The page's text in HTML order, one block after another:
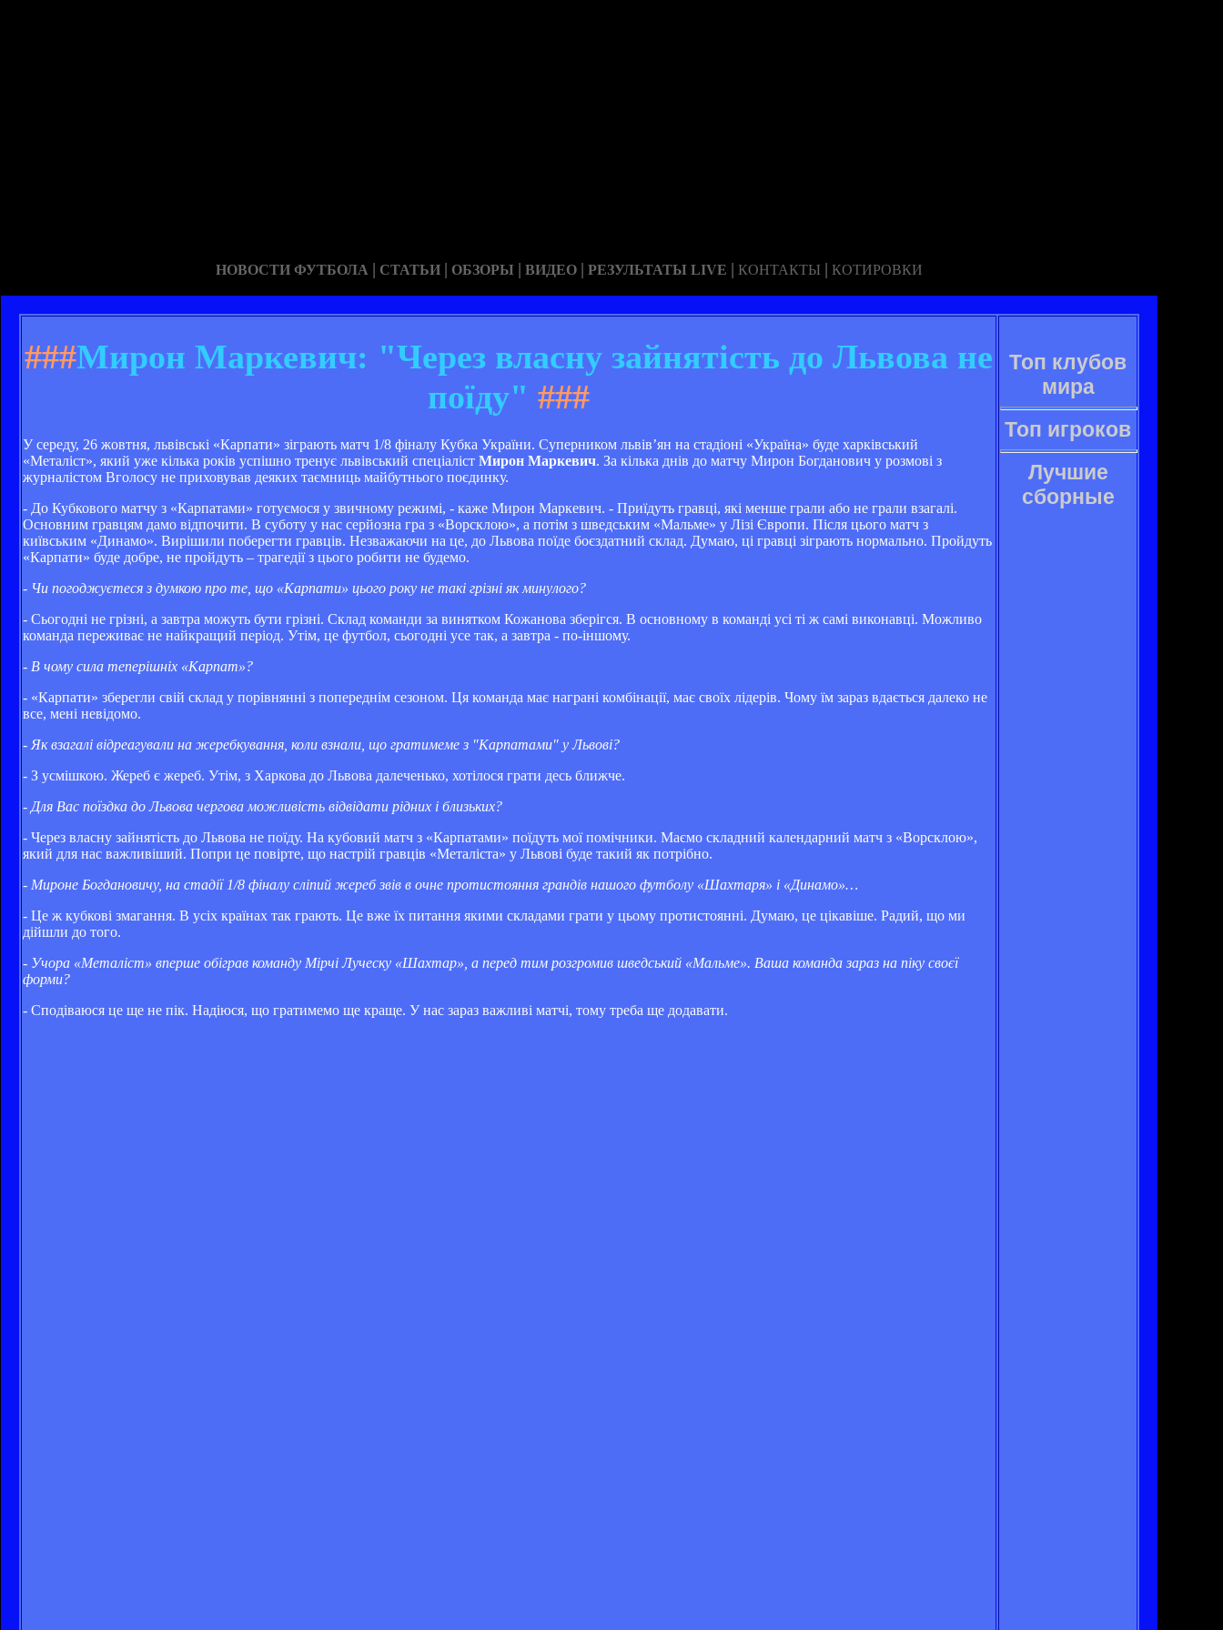
НОВОСТИ ФУТБОЛА | СТАТЬИ | ОБЗОРЫ | ВИДЕО | РЕЗУЛЬТАТЫ LIVE | КОНТАКТЫ | КОТИРОВКИ
###Мирон Маркевич: "Через власну зайнятість до Львова не
поїду" ###
У середу, 26 жовтня, львівські «Карпати» зіграють матч 1/8 фіналу Кубка України. Суперником львів’ян на стадіоні «Україна» буде харківський
«Металіст», який уже кілька років успішно тренує львівський спеціаліст Мирон Маркевич. За кілька днів до матчу Мирон Богданович у розмові з
журналістом Вголосу не приховував деяких таємниць майбутнього поєдинку.
- До Кубкового матчу з «Карпатами» готуємося у звичному режимі, - каже Мирон Маркевич. - Приїдуть гравці, які менше грали або не грали взагалі.
Основним гравцям дамо відпочити. В суботу у нас серйозна гра з «Ворсклою», а потім з шведським «Мальме» у Лізі Європи. Після цього матч з
київським «Динамо». Вирішили поберегти гравців. Незважаючи на це, до Львова поїде боєздатний склад. Думаю, ці гравці зіграють нормально. Пройдуть
«Карпати» буде добре, не пройдуть – трагедії з цього робити не будемо.
- Чи погоджуєтеся з думкою про те, що «Карпати» цього року не такі грізні як минулого?
- Сьогодні не грізні, а завтра можуть бути грізні. Склад команди за винятком Кожанова зберігся. В основному в команді усі ті ж самі виконавці. Можливо
команда переживає не найкращий період. Утім, це футбол, сьогодні усе так, а завтра - по-іншому.
- В чому сила теперішніх «Карпат»?
- «Карпати» зберегли свій склад у порівнянні з попереднім сезоном. Ця команда має награні комбінації, має своїх лідерів. Чому їм зараз вдається далеко не
все, мені невідомо.
- Як взагалі відреагували на жеребкування, коли взнали, що гратимеме з "Карпатами" у Львові?
- З усмішкою. Жереб є жереб. Утім, з Харкова до Львова далеченько, хотілося грати десь ближче.
- Для Вас поїздка до Львова чергова можливість відвідати рідних і близьких?
- Через власну зайнятість до Львова не поїду. На кубовий матч з «Карпатами» поїдуть мої помічники. Маємо складний календарний матч з «Ворсклою»,
який для нас важливіший. Попри це повірте, що настрій гравців «Металіста» у Львові буде такий як потрібно.
- Мироне Богдановичу, на стадії 1/8 фіналу сліпий жереб звів в очне протистояння грандів нашого футболу «Шахтаря» і «Динамо»…
- Це ж кубкові змагання. В усіх країнах так грають. Це вже їх питання якими складами грати у цьому протистоянні. Думаю, це цікавіше. Радий, що ми
дійшли до того.
- Учора «Металіст» вперше обіграв команду Мірчі Луческу «Шахтар», а перед тим розгромив шведський «Мальме». Ваша команда зараз на піку своєї
форми?
- Сподіваюся це ще не пік. Надіюся, що гратимемо ще краще. У нас зараз важливі матчі, тому треба ще додавати.
Топ клубов
мира
Топ игроков
Лучшие
сборные